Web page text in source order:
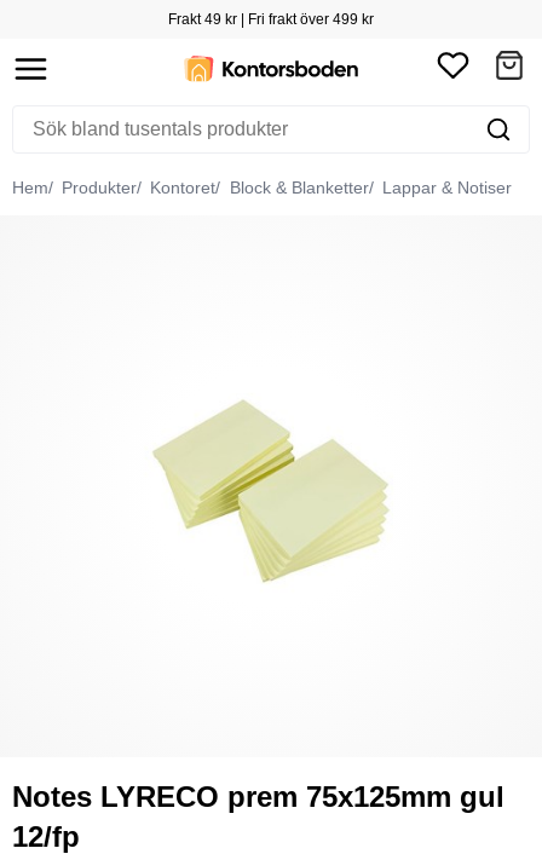
Frakt 49 kr | Fri frakt över 499 kr
Hem Produkter Kontoret Block & Blanketter Lappar & Notiser
Notes LYRECO prem 75x125mm gul
12/fp